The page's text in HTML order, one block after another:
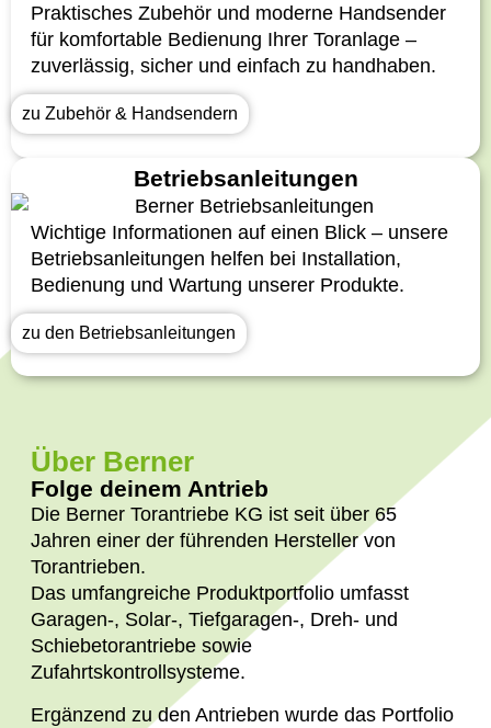
Praktisches Zubehör und moderne Handsender
für komfortable Bedienung Ihrer Toranlage –
zuverlässig, sicher und einfach zu handhaben.
zu Zubehör & Handsendern
Betriebsanleitungen
Wichtige Informationen auf einen Blick – unsere
Betriebsanleitungen helfen bei Installation,
Bedienung und Wartung unserer Produkte.
zu den Betriebsanleitungen
Über Berner
Folge deinem Antrieb
Die Berner Torantriebe KG ist seit über 65
Jahren einer der führenden Hersteller von
Torantrieben.
Das umfangreiche Produktportfolio umfasst
Garagen-, Solar-, Tiefgaragen-, Dreh- und
Schiebetorantriebe sowie
Zufahrtskontrollsysteme.
Ergänzend zu den Antrieben wurde das Portfolio